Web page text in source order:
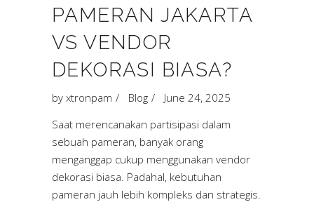
PAMERAN JAKARTA
VS VENDOR
DEKORASI BIASA?
by xtronpam Blog
June 24, 2025
Saat merencanakan partisipasi dalam
sebuah pameran, banyak orang
menganggap cukup menggunakan vendor
dekorasi biasa. Padahal, kebutuhan
pameran jauh lebih kompleks dan strategis.